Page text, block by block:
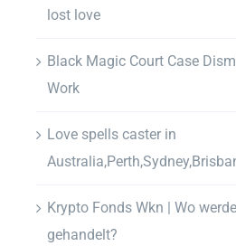
lost love
Black Magic Court Case
Work
Love spells caster in
Krypto Fonds Wkn | Wo
gehandelt?